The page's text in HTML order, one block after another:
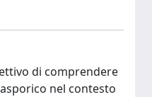
di comprendere
nel contesto